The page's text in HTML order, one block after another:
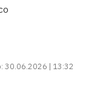
30.06.2026 | 13:32